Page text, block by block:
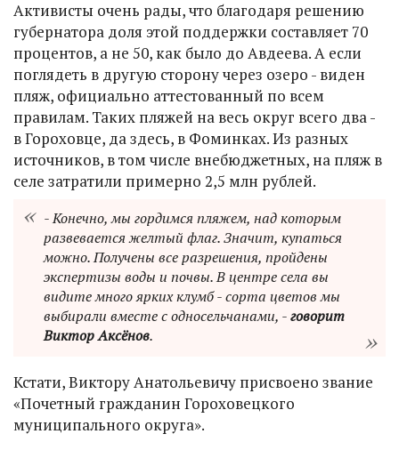
Активисты очень рады, что благодаря решению
губернатора доля этой поддержки составляет 70
процентов, а не 50, как было до Авдеева. А если
поглядеть в другую сторону через озеро - виден
пляж, официально аттестованный по всем
правилам. Таких пляжей на весь округ всего два -
в Гороховце, да здесь, в Фоминках. Из разных
источников, в том числе внебюджетных, на пляж в
селе затратили примерно 2,5 млн рублей.
- Конечно, мы гордимся пляжем, над которым
развевается желтый флаг. Значит, купаться
можно. Получены все разрешения, пройдены
экспертизы воды и почвы. В центре села вы
видите много ярких клумб - сорта цветов мы
выбирали вместе с односельчанами, -говорит
Виктор Аксёнов.
Кстати, Виктору Анатольевичу присвоено звание
«Почетный гражданин Гороховецкого
муниципального округа».